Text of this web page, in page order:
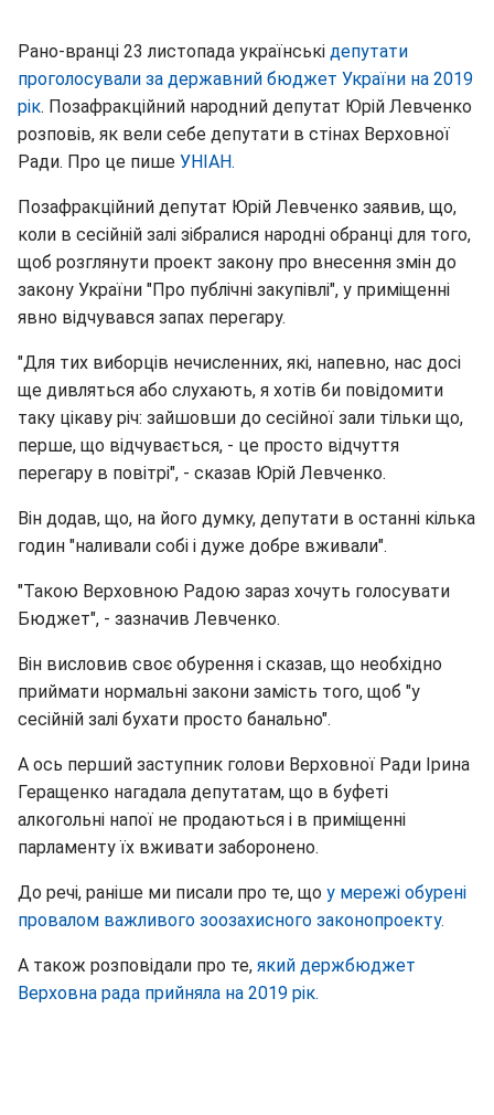
Рано-вранці 23 листопада українські депутати
проголосували за державний бюджет України на 2019
рік. Позафракційний народний депутат Юрій Левченко
розповів, як вели себе депутати в стінах Верховної
Ради. Про це пише УНІАН.
Позафракційний депутат Юрій Левченко заявив, що,
коли в сесійній залі зібралися народні обранці для того,
щоб розглянути проект закону про внесення змін до
закону України "Про публічні закупівлі", у приміщенні
явно відчувався запах перегару.
"Для тих виборців нечисленних, які, напевно, нас досі
ще дивляться або слухають, я хотів би повідомити
таку цікаву річ: зайшовши до сесійної зали тільки що,
перше, що відчувається, - це просто відчуття
перегару в повітрі", - сказав Юрій Левченко.
Він додав, що, на його думку, депутати в останні кілька
годин "наливали собі і дуже добре вживали".
"Такою Верховною Радою зараз хочуть голосувати
Бюджет", - зазначив Левченко.
Він висловив своє обурення і сказав, що необхідно
приймати нормальні закони замість того, щоб "у
сесійній залі бухати просто банально".
А ось перший заступник голови Верховної Ради Ірина
Геращенко нагадала депутатам, що в буфеті
алкогольні напої не продаються і в приміщенні
парламенту їх вживати заборонено.
До речі, раніше ми писали про те, що у мережі обурені
провалом важливого зоозахисного законопроекту.
А також розповідали про те, який держбюджет
Верховна рада прийняла на 2019 рік.